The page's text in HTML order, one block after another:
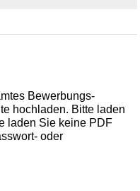
Bewerbungs-
hochladen. Bitte laden
laden Sie keine PDF
oder